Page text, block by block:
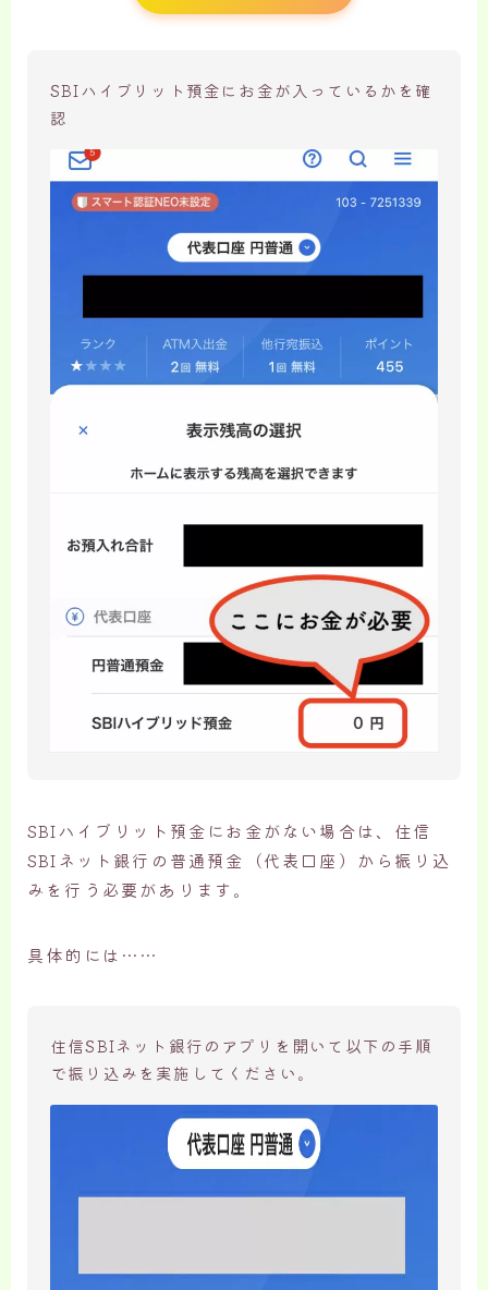
SBIハイブリット預金にお金が入っているかを確
認
SBIハイブリット預金にお金がない場合は、住信
SBIネット銀行の普通預金（代表口座）から振り込
みを行う必要があります。
具体的には……
住信SBIネット銀行のアプリを開いて以下の手順
で振り込みを実施してください。